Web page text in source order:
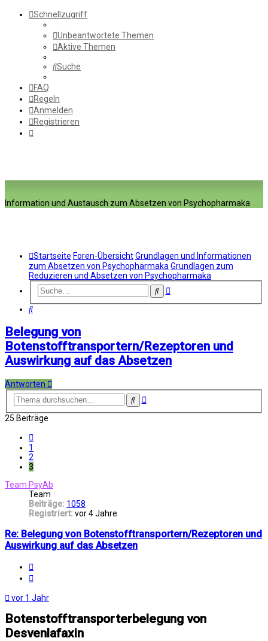
Schnellzugriff
Unbeantwortete Themen
Aktive Themen
Suche
FAQ
Regeln
Anmelden
Registrieren
Information und Austausch zum Absetzen von Psychopharmaka
Startseite Foren-ÜbersichtGrundlagen und Informationen
zum Absetzen von Psychopharmaka Grundlagen zum
Reduzieren und Absetzen von Psychopharmaka
SucheErweiterte
Suche
Belegung von
Botenstofftransportern/Rezeptoren und
Auswirkung auf das Absetzen
Antworten
SucheErweiterte
25 Beiträge
1
2
3
Team PsyAb
Team
Beiträge: 1058
Registriert: vor 4 Jahre
Re: Belegung von Botenstofftransportern/Rezeptoren und
Auswirkung auf das Absetzen
vor 1 Jahr
Botenstofftransporterbelegung von
Desvenlafaxin